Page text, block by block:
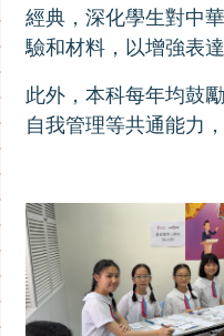
經典，深化學生對中
驗和材料，以增強表
此外，本科每年均鼓
自我管理等共通能力